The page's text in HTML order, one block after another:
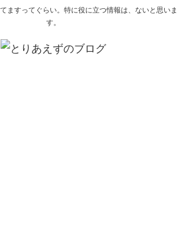
ますってぐらい。特に役に立つ情報は、ないと思いま
す。